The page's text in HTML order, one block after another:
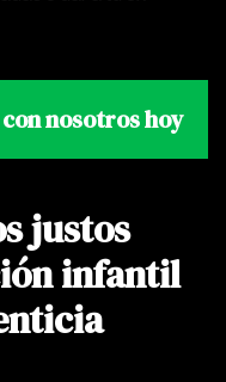
nosotros hoy
justos
infantil